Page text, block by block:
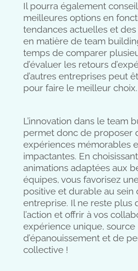
Il pourra également
meilleures options en
tendances actuelles et
en matière de team
temps de comparer
d’évaluer les retours
d’autres entreprises peut
pour faire le meilleur choix.
L’innovation dans le team
permet donc de proposer
expériences mémorables
impactantes. En
animations adaptées aux
équipes, vous favorisez
positive et durable au sein
entreprise. Il ne reste plus
l’action et offrir à vos
expérience unique, source
d’épanouissement et de
collective !